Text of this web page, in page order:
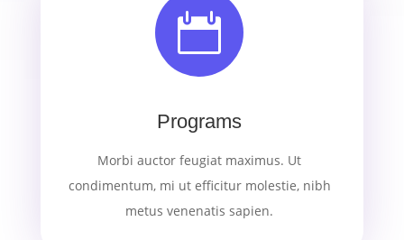

Programs
Morbi auctor feugiat maximus. Ut
condimentum, mi ut efficitur molestie, nibh
metus venenatis sapien.